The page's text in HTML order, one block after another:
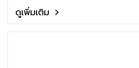
ดูเพิ่มเติม